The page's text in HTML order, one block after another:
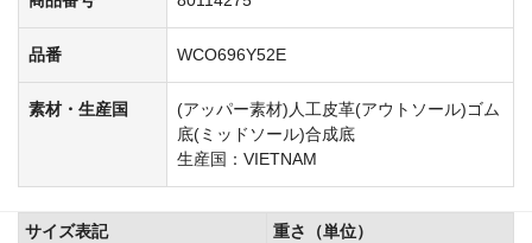
品番 WCO696Y52E
素材・生産国
(アッパー素材)人工皮革(アウトソール)ゴム
底(ミッドソール)合成底
生産国：VIETNAM
サイズ表記
重さ（単位）